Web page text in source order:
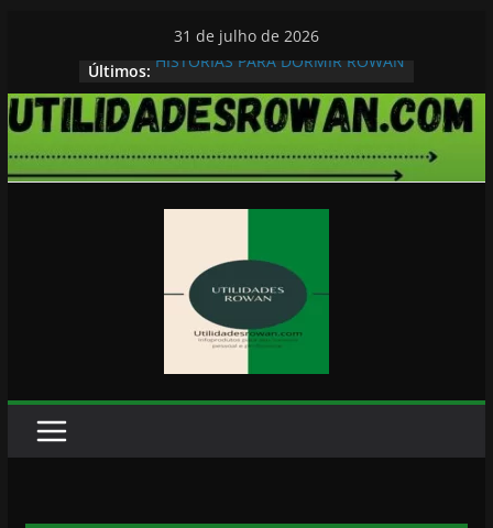
conteúdo
31 de julho de 2026
Últimos: HISTORIAS PARA DORMIR ROWAN